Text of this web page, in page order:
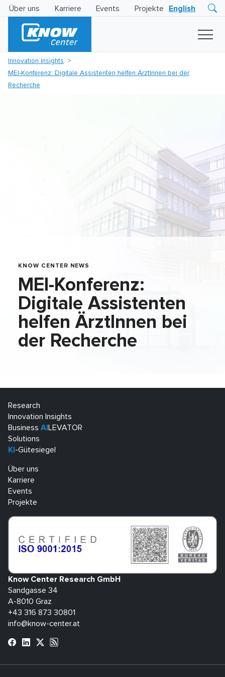
Über uns Karriere Events Projekte English
Business
Innovation Insights
MEI-Konferenz: Digitale Assistenten helfen ÄrztInnen bei der
Recherche
KNOW CENTER NEWS
MEI-Konferenz:
Digitale Assistenten
helfen ÄrztInnen bei
der Recherche
Research
Innovation Insights
Business AI LEVATOR
Solutions
KI -Gütesiegel
Über uns
Karriere
Events
Projekte
Know Center Research GmbH
Sandgasse 34
A-8010 Graz
+43 316 873 30801
info@know-center.at